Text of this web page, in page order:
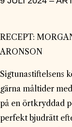
RECEPT:
ARONSON
Sigtunastiftelsens
gärna måltider
på en örtkryddad
perfekt bjudrätt